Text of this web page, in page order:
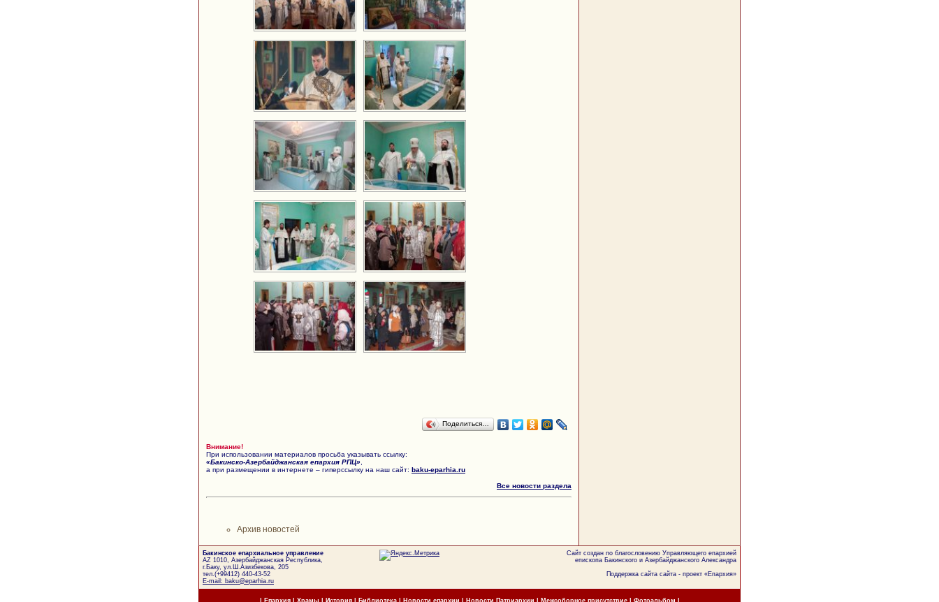
Поделиться…
Внимание!
При использовании материалов просьба указывать ссылку:
«Бакинско-Азербайджанская епархия РПЦ»
а при размещении в интернете – гиперссылку на наш сайт: baku-eparhia.ru
Все новости раздела
Архив новостей
Бакинское епархиальное управление
AZ 1010, Азербайджанская Республика,
г.Баку, ул.Ш.Азизбекова, 205
тел.(+99412) 440-43-52
E-mail: baku@eparhia.ru
Сайт создан по благословению Управляющего епархией
епископа Бакинского и Азербайджанского Александра
Поддержка сайта сайта - проект «Епархия»
Епархия| Храмы История| Библиотека Новости епархии Новости Патриархии Межсоборное присутствие| Фотоальбом